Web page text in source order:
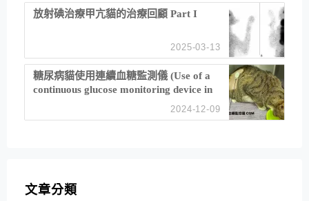
放射碘治療甲亢貓的治療回顧 Part I
2025-03-13
糖尿病貓使用連續血糖監測儀 (Use of a
continuous glucose monitoring device in
2024-12-09
文章分類